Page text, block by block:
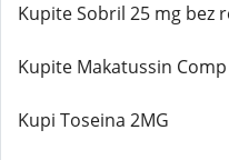
Kupite Sobril 25 mg bez
Kupite Makatussin
Kupi Toseina 2MG